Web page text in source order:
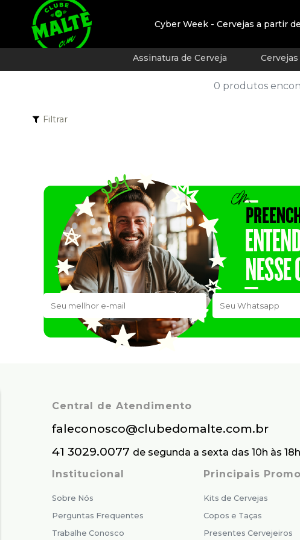
Cyber Week - Cervejas a partir
Assinatura de Cerveja Cervejas
Filtrar
0 produtos
Central de Atendimento
faleconosco@clubedomalte.com.br
41 3029.0077 de segunda a sexta das 10h às 18h
Institucional
Sobre Nós
Perguntas Frequentes
Trabalhe Conosco
Principais
Kits de Cervejas
Copos e Taças
Presentes Cervejeiros